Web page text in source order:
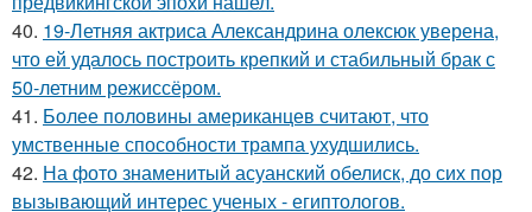
40. 19-Летняя актриса Александрина олексюк уверена,
что ей удалось построить крепкий и стабильный брак с
50-летним режиссёром.
41. Более половины американцев считают, что
умственные способности трампа ухудшились.
42. На фото знаменитый асуанский обелиск, до сих пор
вызывающий интерес ученых - египтологов.